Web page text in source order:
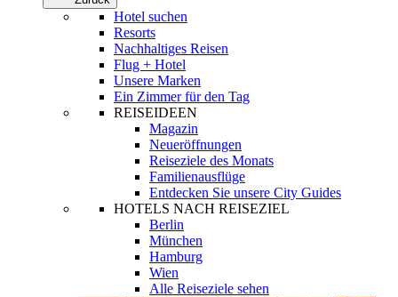
Hotel suchen
Resorts
Nachhaltiges Reisen
Flug + Hotel
Unsere Marken
Ein Zimmer für den Tag
REISEIDEEN
Magazin
Neueröffnungen
Reiseziele des Monats
Familienausflüge
Entdecken Sie unsere City Guides
HOTELS NACH REISEZIEL
Berlin
München
Hamburg
Wien
Alle Reiseziele sehen